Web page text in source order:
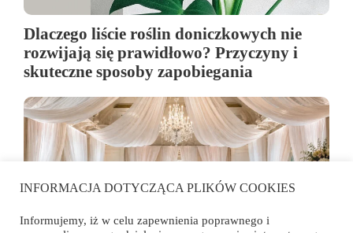
Dlaczego liście roślin doniczkowych nie
rozwijają się prawidłowo? Przyczyny i
skuteczne sposoby zapobiegania
INFORMACJA DOTYCZĄCA PLIKÓW COOKIES
Informujemy, iż w celu zapewnienia poprawnego i